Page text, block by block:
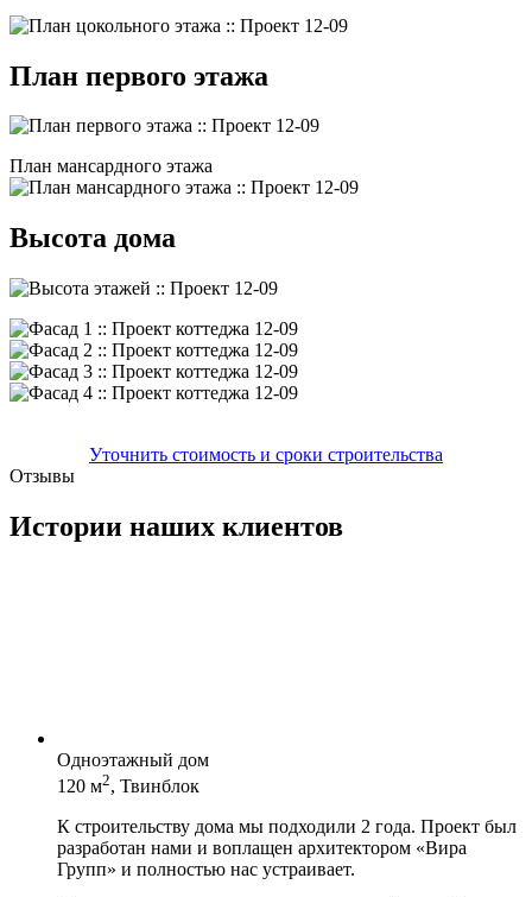
План первого этажа
План мансардного этажа
Высота дома
Уточнить стоимость и сроки строительства
Отзывы
Истории наших клиентов
Одноэтажный дом
120 м2, Твинблок
К строительству дома мы подходили 2 года. Проект был
разработан нами и воплащен архитектором «Вира
Групп» и полностью нас устраивает.